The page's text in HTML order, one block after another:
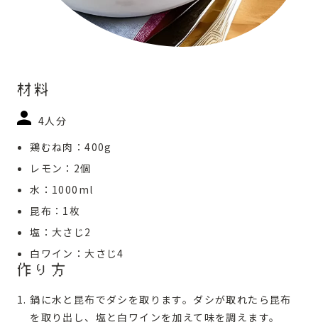
材料
4人分
鶏むね肉：400g
レモン：2個
水：1000ml
昆布：1枚
塩：大さじ2
白ワイン：大さじ4
作り方
鍋に水と昆布でダシを取ります。ダシが取れたら昆布
を取り出し、塩と白ワインを加えて味を調えます。